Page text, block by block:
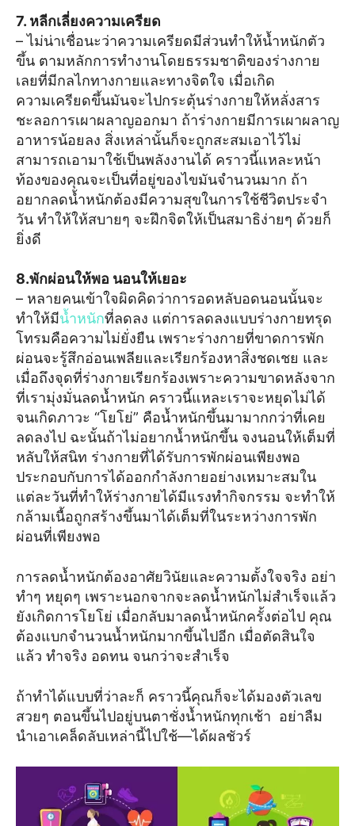
7. หลีกเลี่ยงความเครียด
– ไม่น่าเชื่อนะว่าความเครียดมีส่วนทำให้น้ำหนักตัว
ขึ้น ตามหลักการทำงานโดยธรรมชาติของร่างกาย
เลยที่มีกลไกทางกายและทางจิตใจ เมื่อเกิด
ความเครียดขึ้นมันจะไปกระตุ้นร่างกายให้หลั่งสาร
ชะลอการเผาผลาญออกมา ถ้าร่างกายมีการเผาผลาญ
อาหารน้อยลง สิ่งเหล่านั้นก็จะถูกสะสมเอาไว้ไม่
สามารถเอามาใช้เป็นพลังงานได้ คราวนี้แหละหน้า
ท้องของคุณจะเป็นที่อยู่ของไขมันจำนวนมาก ถ้า
อยากลดน้ำหนักต้องมีความสุขในการใช้ชีวิตประจำ
วัน ทำให้ให้สบายๆ จะฝึกจิตให้เป็นสมาธิง่ายๆ ด้วยก็
ยิ่งดี
8.พักผ่อนให้พอ นอนให้เยอะ
– หลายคนเข้าใจผิดคิดว่าการอดหลับอดนอนนั้นจะ
ทำให้มีน้ำหนักที่ลดลง แต่การลดลงแบบร่างกายทรุด
โทรมคือความไม่ยั่งยืน เพราะร่างกายที่ขาดการพัก
ผ่อนจะรู้สึกอ่อนเพลียและเรียกร้องหาสิ่งชดเชย และ
เมื่อถึงจุดที่ร่างกายเรียกร้องเพราะความขาดหลังจาก
ที่เรามุ่งมั่นลดน้ำหนัก คราวนี้แหละเราจะหยุดไม่ได้
จนเกิดภาวะ “โยโย่” คือน้ำหนักขึ้นมามากกว่าที่เคย
ลดลงไป ฉะนั้นถ้าไม่อยากน้ำหนักขึ้น จงนอนให้เต็มที่
หลับให้สนิท ร่างกายที่ได้รับการพักผ่อนเพียงพอ
ประกอบกับการได้ออกกำลังกายอย่างเหมาะสมใน
แต่ละวันที่ทำให้ร่างกายได้มีแรงทำกิจกรรม จะทำให้
กล้ามเนื้อถูกสร้างขึ้นมาได้เต็มที่ในระหว่างการพัก
ผ่อนที่เพียงพอ
การลดน้ำหนักต้องอาศัยวินัยและความตั้งใจจริง อย่า
ทำๆ หยุดๆ เพราะนอกจากจะลดน้ำหนักไม่สำเร็จแล้ว
ยังเกิดการโยโย่ เมื่อกลับมาลดน้ำหนักครั้งต่อไป คุณ
ต้องแบกจำนวนน้ำหนักมากขึ้นไปอีก เมื่อตัดสินใจ
แล้ว ทำจริง อดทน จนกว่าจะสำเร็จ
ถ้าทำได้แบบที่ว่าละก็ คราวนี้คุณก็จะได้มองตัวเลข
สวยๆ ตอนขึ้นไปอยู่บนตาชั่งน้ำหนักทุกเช้า อย่าลืม
นำเอาเคล็ดลับเหล่านี้ไปใช้—ได้ผลชัวร์